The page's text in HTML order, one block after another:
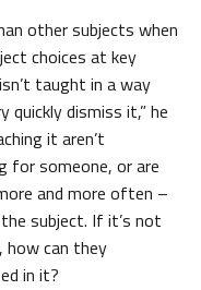
other subjects when
choices at key
taught in a way
dismiss it,” he
it aren’t
for someone, or are
and more often –
subject. If it’s not
how can they
in it?